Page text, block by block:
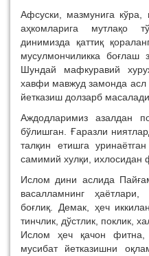
Aфсуски, мазмунига кўра,
аҳкомларига мутлақо
динимизда қаттиқ
мусулмончиликка боғлаш
Шундай мафкуравий
хавфи мавжуд замонда асл
йетказиш долзарб
Aждодларимиз азалдан
бўлишган. Ғаразли
талқин етишга
самимий хулқи, ихлосидан
Ислом дини аслида
васалламнинг
боғлиқ. Демак, ҳеч
тинчлик, дўстлик, поклик,
Ислом ҳеч қачон фитна,
мусибат йетказишни